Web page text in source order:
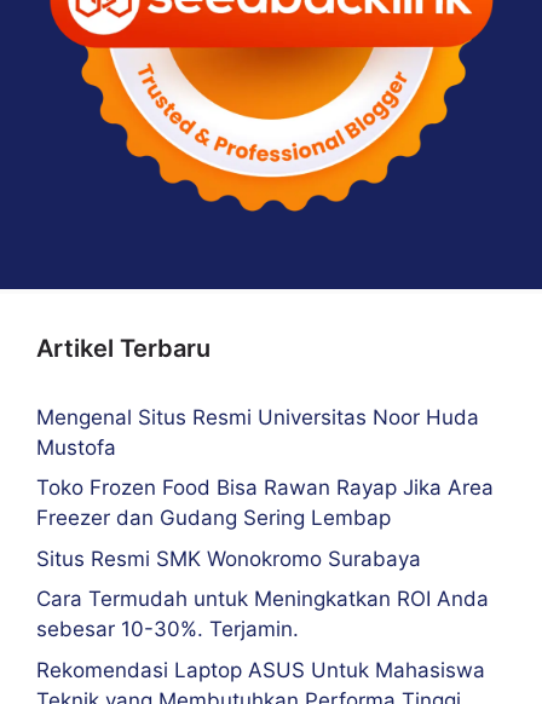
Artikel Terbaru
Mengenal Situs Resmi Universitas Noor Huda
Mustofa
Toko Frozen Food Bisa Rawan Rayap Jika Area
Freezer dan Gudang Sering Lembap
Situs Resmi SMK Wonokromo Surabaya
Cara Termudah untuk Meningkatkan ROI Anda
sebesar 10-30%. Terjamin.
Rekomendasi Laptop ASUS Untuk Mahasiswa